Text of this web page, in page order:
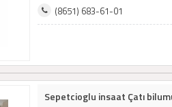
(8651) 683-61-01
Sepetcioglu insaat Çatı